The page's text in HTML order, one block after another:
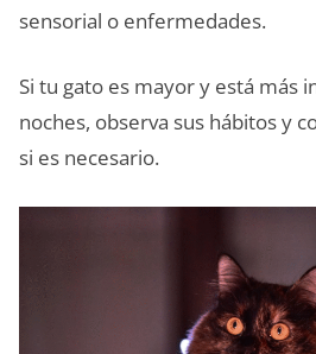
sensorial o enfermedades.
Si tu gato es mayor y está más
noches, observa sus hábitos y
si es necesario.